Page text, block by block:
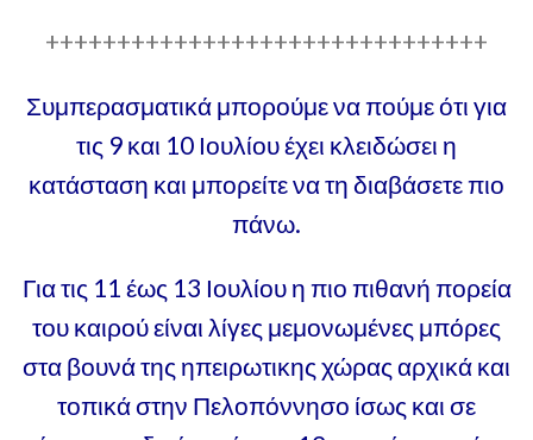
+++++++++++++++++++++++++++++++
Συμπερασματικά μπορούμε να πούμε ότι για
τις 9 και 10 Ιουλίου έχει κλειδώσει η
κατάσταση και μπορείτε να τη διαβάσετε πιο
πάνω.
Για τις 11 έως 13 Ιουλίου η πιο πιθανή πορεία
του καιρού είναι λίγες μεμονωμένες μπόρες
στα βουνά της ηπειρωτικης χώρας αρχικά και
τοπικά στην Πελοπόννησο ίσως και σε